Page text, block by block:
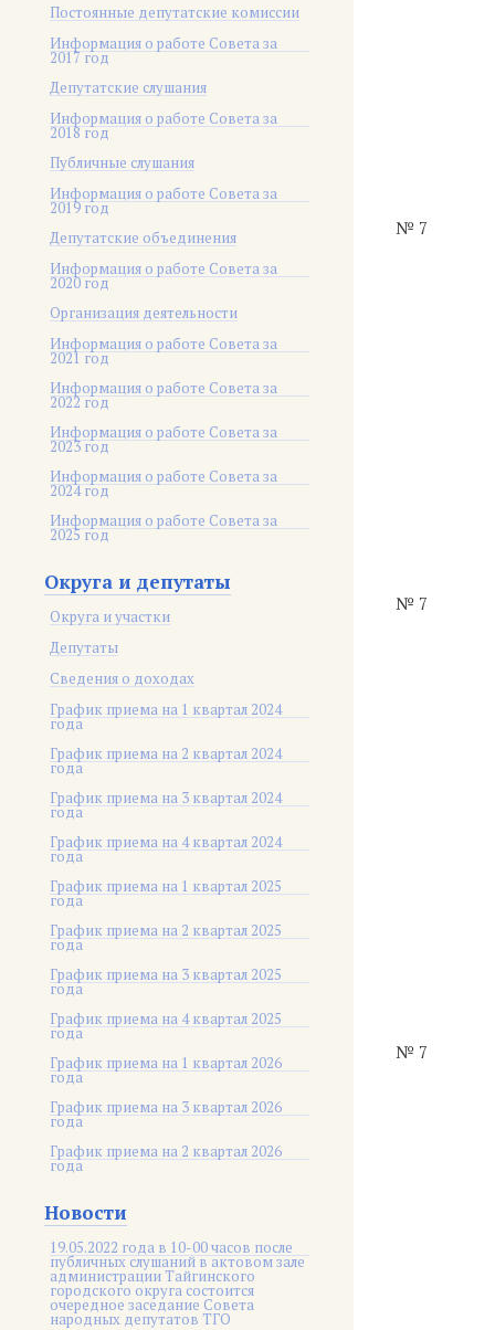
Постоянные депутатские комиссии
Информация о работе Совета за
2017 год
Депутатские слушания
Информация о работе Совета за
2018 год
Публичные слушания
Информация о работе Совета за
2019 год
Депутатские объединения
Информация о работе Совета за
2020 год
Организация деятельности
Информация о работе Совета за
2021 год
Информация о работе Совета за
2022 год
Информация о работе Совета за
2023 год
Информация о работе Совета за
2024 год
Информация о работе Совета за
2025 год
Округа и депутаты
Округа и участки
Депутаты
Сведения о доходах
График приема на 1 квартал 2024
года
График приема на 2 квартал 2024
года
График приема на 3 квартал 2024
года
График приема на 4 квартал 2024
года
График приема на 1 квартал 2025
года
График приема на 2 квартал 2025
года
График приема на 3 квартал 2025
года
График приема на 4 квартал 2025
года
График приема на 1 квартал 2026
года
График приема на 3 квартал 2026
года
График приема на 2 квартал 2026
года
Новости
19.05.2022 года в 10-00 часов после
публичных слушаний в актовом зале
администрации Тайгинского
городского округа состоится
очередное заседание Совета
народных депутатов ТГО
№ 7
№ 7
№ 7